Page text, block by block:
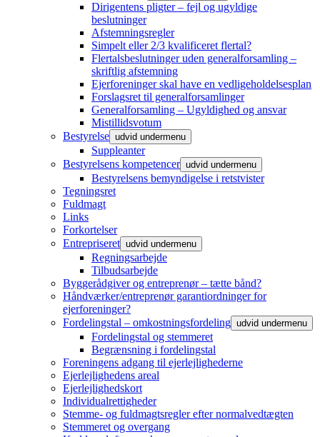
Dirigentens pligter – fejl og ugyldige
beslutninger
Afstemningsregler
Simpelt eller 2/3 kvalificeret flertal?
Flertalsbeslutninger uden generalforsamling –
skriftlig afstemning
Ejerforeninger skal have en vedligeholdelsesplan
Forslagsret til generalforsamlinger
Generalforsamling – Ugyldighed og ansvar
Mistillidsvotum
Bestyrelse udvid undermenu
Suppleanter
Bestyrelsens kompetencer udvid undermenu
Bestyrelsens bemyndigelse i retstvister
Tegningsret
Fuldmagt
Links
Forkortelser
Entrepriseret udvid undermenu
Regningsarbejde
Tilbudsarbejde
Byggerådgiver og entreprenør – tætte bånd?
Håndværker/entreprenør garantiordninger for
ejerforeninger?
Fordelingstal – omkostningsfordeling udvid undermenu
Fordelingstal og stemmeret
Begrænsning i fordelingstal
Foreningens adgang til ejerlejlighederne
Ejerlejlighedens areal
Ejerlejlighedskort
Individualrettigheder
Stemme- og fuldmagtsregler efter normalvedtægten
Stemmeret og overgang